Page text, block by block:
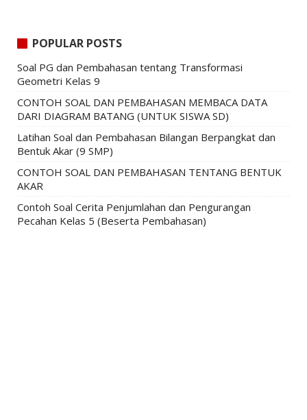
POPULAR POSTS
Soal PG dan Pembahasan tentang Transformasi
Geometri Kelas 9
CONTOH SOAL DAN PEMBAHASAN MEMBACA DATA
DARI DIAGRAM BATANG (UNTUK SISWA SD)
Latihan Soal dan Pembahasan Bilangan Berpangkat dan
Bentuk Akar (9 SMP)
CONTOH SOAL DAN PEMBAHASAN TENTANG BENTUK
AKAR
Contoh Soal Cerita Penjumlahan dan Pengurangan
Pecahan Kelas 5 (Beserta Pembahasan)